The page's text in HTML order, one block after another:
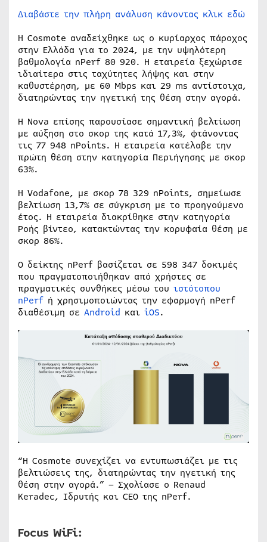
Διαβάστε την πλήρη ανάλυση κάνοντας κλικ εδώ
Η Cosmote αναδείχθηκε ως ο κυρίαρχος πάροχος
στην Ελλάδα για το 2024, με την υψηλότερη
βαθμολογία nPerf 80 920. Η εταιρεία ξεχώρισε
ιδιαίτερα στις ταχύτητες λήψης και στην
καθυστέρηση, με 60 Mbps και 29 ms αντίστοιχα,
διατηρώντας την ηγετική της θέση στην αγορά.
Η Nova επίσης παρουσίασε σημαντική βελτίωση
με αύξηση στο σκορ της κατά 17,3%, φτάνοντας
τις 77 948 nPoints. Η εταιρεία κατέλαβε την
πρώτη θέση στην κατηγορία Περιήγησης με σκορ
63%.
Η Vodafone, με σκορ 78 329 nPoints, σημείωσε
βελτίωση 13,7% σε σύγκριση με το προηγούμενο
έτος. Η εταιρεία διακρίθηκε στην κατηγορία
Ροής βίντεο, κατακτώντας την κορυφαία θέση με
σκορ 86%.
Ο δείκτης nPerf βασίζεται σε 598 347 δοκιμές
που πραγματοποιήθηκαν από χρήστες σε
πραγματικές συνθήκες μέσω του ιστότοπου
nPerf ή χρησιμοποιώντας την εφαρμογή nPerf
διαθέσιμη σε Android και iOS.
“Η Cosmote συνεχίζει να εντυπωσιάζει με τις
βελτιώσεις της, διατηρώντας την ηγετική της
θέση στην αγορά.” – Σχολίασε ο Renaud
Keradec, Ιδρυτής και CEO της nPerf.
Focus WiFi: